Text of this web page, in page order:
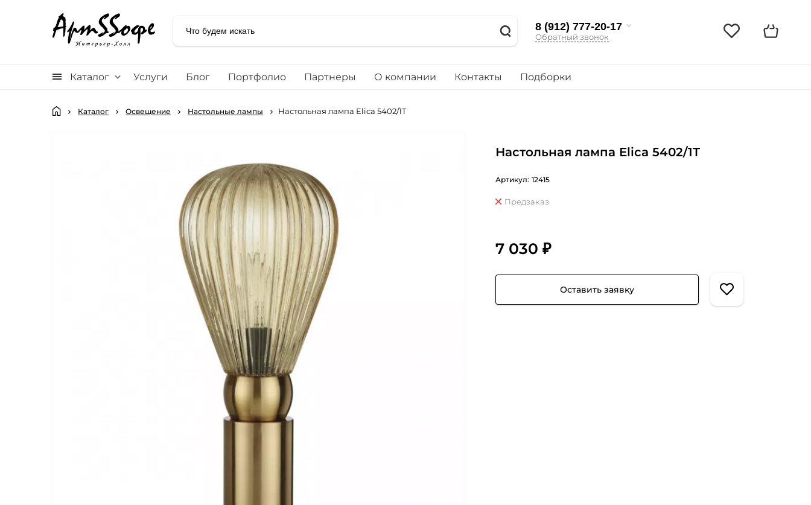
8 (912) 777-20-17
Обратный звонок
Каталог Услуги Блог Портфолио Партнеры О компании Контакты Подборки
Каталог Освещение Настольные лампы Настольная лампа Elica 5402/1T
Настольная лампа Elica 5402/1T
Артикул: 12415
Предзаказ
7 030 ₽
Оставить заявку